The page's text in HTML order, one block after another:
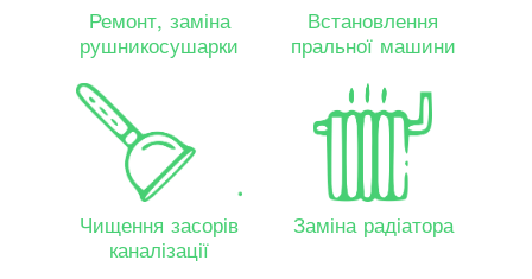
Ремонт, заміна
рушникосушарки
Встановлення
пральної машини
Чищення засорів
каналізації
Заміна радіатора